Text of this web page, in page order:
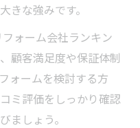
きな強みです。
フォーム会社ランキン
顧客満足度や保証体制
ォームを検討する方
ミ評価をしっかり確認
ましょう。